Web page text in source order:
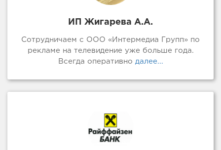
ИП Жигарева А.А.
Сотрудничаем с ООО «Интермедиа Групп» по
рекламе на телевидение уже больше года.
Всегда оперативно далее...